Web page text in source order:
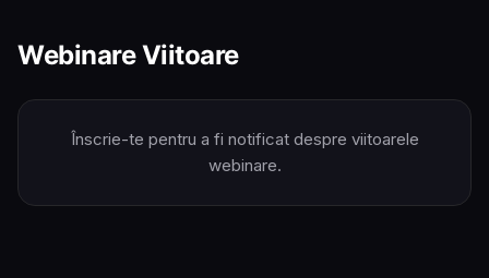
Webinare Viitoare
Înscrie-te pentru a fi notificat despre viitoarele
webinare.